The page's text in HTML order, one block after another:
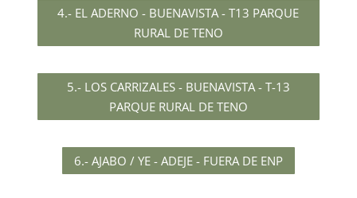
4.- EL ADERNO - BUENAVISTA - T13 PARQUE
RURAL DE TENO
5.- LOS CARRIZALES - BUENAVISTA - T-13
PARQUE RURAL DE TENO
6.- AJABO / YE - ADEJE - FUERA DE ENP